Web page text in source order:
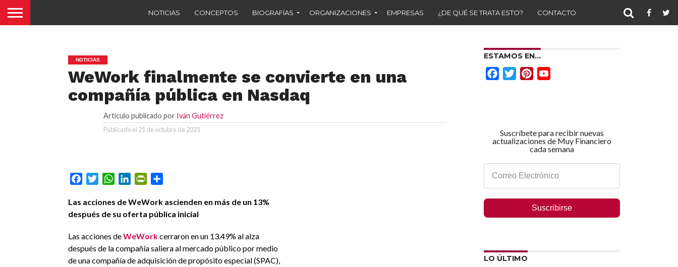
NOTICIAS CONCEPTOS BIOGRAFÍAS ORGANIZACIONES EMPRESAS ¿DE QUÉ SE TRATA ESTO? CONTACTO
NOTICIAS
WeWork finalmente se convierte en una
compañía pública en Nasdaq
Artículo publicado por Iván Gutiérrez
Publicado el 21 de octubre de 2021
FacebookTwitterWhatsApp
LinkedInPrintFriendly
Las acciones de WeWork ascienden en más de un 13%
después de su oferta pública inicial
Las acciones deWeWorkcerraron en un 13.49% al alza
después de la compañía saliera al mercado público por medio
de una compañía de adquisición de propósito especial (SPAC),
ESTAMOS EN…
FacebookTwitterPinterest
Suscríbete para recibir nuevas
actualizaciones de Muy Financiero
cada semana
Suscribirse
LO ÚLTIMO